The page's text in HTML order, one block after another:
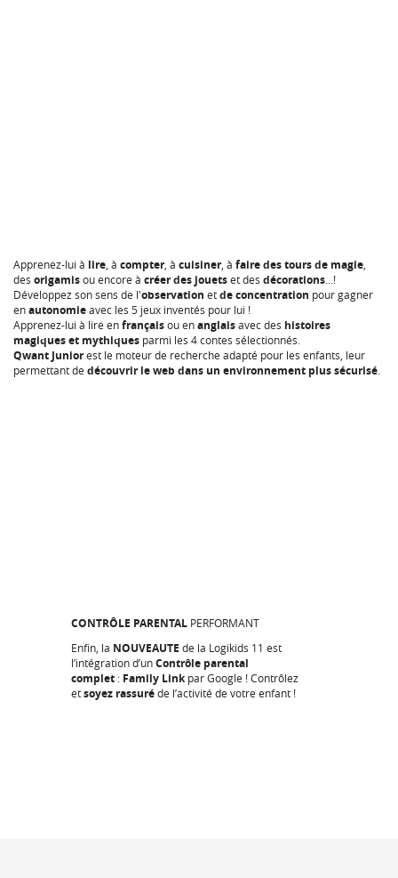
Apprenez-lui à lire , à compter, à cuisiner, à faire des tours de magie
des origamisou encore à créer des jouetset des décorations ...!
Développez son sens de l'observation etde concentration pour gagner
enautonomieavec les 5 jeux inventés pour lui !
Apprenez-lui à lire enfrançaisou enanglaisavec des histoires
magiques et mythiques parmi les 4 contes sélectionnés.
Qwant Juniorest le moteur de recherche adapté pour les enfants, leur
permettant de découvrir le web dans un environnement plus sécurisé
CONTRÔLE PARENTAL PERFORMANT
Enfin, la NOUVEAUTE de la Logikids 11 est
l’intégration d’unContrôle parental
complet : Family Link par Google ! Contrôlez
etsoyez rassuréde l’activité de votre enfant !